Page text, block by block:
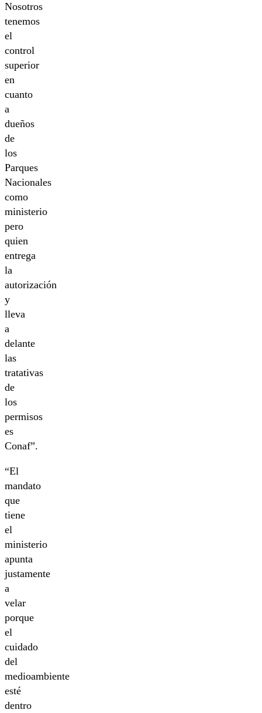
Nosotros
tenemos
el
control
superior
en
cuanto
a
dueños
de
los
Parques
Nacionales
como
ministerio
pero
quien
entrega
la
autorización
y
lleva
a
delante
las
tratativas
de
los
permisos
es
Conaf”.
“El
mandato
que
tiene
el
ministerio
apunta
justamente
a
velar
porque
el
cuidado
del
medioambiente
esté
dentro